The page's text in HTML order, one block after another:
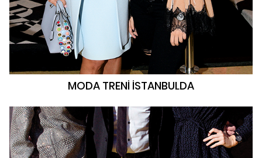
MODA TRENİ İSTANBULDA